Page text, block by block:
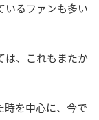
いるファンも多い
は、これもまたか
時を中心に、今で